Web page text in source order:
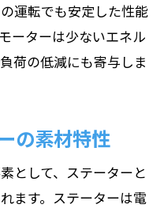
運転でも安定した性能
ーターは少ないエネル
荷の低減にも寄与しま
の素材特性
として、ステーターと
ます。ステーターは電